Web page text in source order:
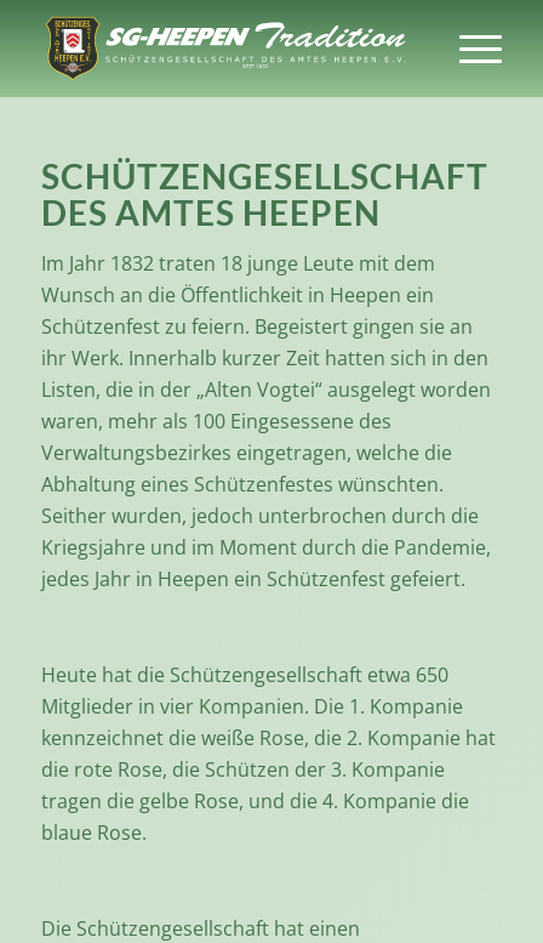
SCHÜTZENGESELLSCHAFT
DES AMTES HEEPEN
Im Jahr 1832 traten 18 junge Leute mit dem
Wunsch an die Öffentlichkeit in Heepen ein
Schützenfest zu feiern. Begeistert gingen sie an
ihr Werk. Innerhalb kurzer Zeit hatten sich in den
Listen, die in der „Alten Vogtei“ ausgelegt worden
waren, mehr als 100 Eingesessene des
Verwaltungsbezirkes eingetragen, welche die
Abhaltung eines Schützenfestes wünschten.
Seither wurden, jedoch unterbrochen durch die
Kriegsjahre und im Moment durch die Pandemie,
jedes Jahr in Heepen ein Schützenfest gefeiert.
Heute hat die Schützengesellschaft etwa 650
Mitglieder in vier Kompanien. Die 1. Kompanie
kennzeichnet die weiße Rose, die 2. Kompanie hat
die rote Rose, die Schützen der 3. Kompanie
tragen die gelbe Rose, und die 4. Kompanie die
blaue Rose.
Die Schützengesellschaft hat einen